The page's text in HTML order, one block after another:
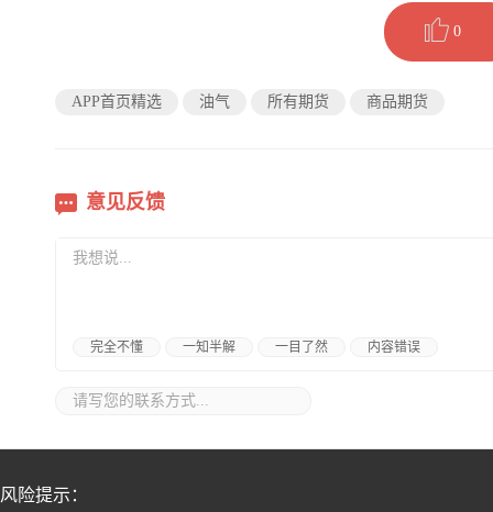
0
APP首页精选 油气 所有期货 商品期货
意见反馈
完全不懂 一知半解 一目了然 内容错误
风险提示：